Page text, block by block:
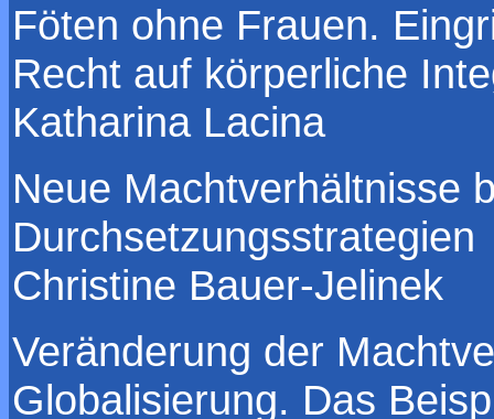
Föten ohne Frauen.
Recht auf körperliche
Katharina Lacina
Neue Machtverhältnisse
Durchsetzungsstrategien
Christine Bauer-Jelinek
Veränderung der
Globalisierung. Das